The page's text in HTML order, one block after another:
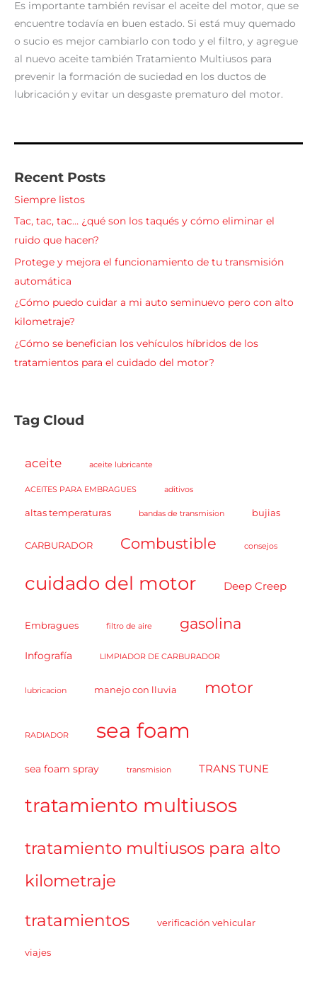
Es importante también revisar el aceite del motor, que se
encuentre todavía en buen estado. Si está muy quemado
o sucio es mejor cambiarlo con todo y el filtro, y agregue
al nuevo aceite también Tratamiento Multiusos para
prevenir la formación de suciedad en los ductos de
lubricación y evitar un desgaste prematuro del motor.
Recent Posts
Siempre listos
Tac, tac, tac… ¿qué son los taqués y cómo eliminar el
ruido que hacen?
Protege y mejora el funcionamiento de tu transmisión
automática
¿Cómo puedo cuidar a mi auto seminuevo pero con alto
kilometraje?
¿Cómo se benefician los vehículos híbridos de los
tratamientos para el cuidado del motor?
Tag Cloud
aceite aceite lubricante
ACEITES PARA EMBRAGUES aditivos
altas temperaturas bandas de transmision bujias
CARBURADOR Combustible consejos
cuidado del motor Deep Creep
Embragues filtro de aire gasolina
Infografía LIMPIADOR DE CARBURADOR
lubricacion manejo con lluvia motor
RADIADOR sea foam
sea foam spray transmision TRANS TUNE
tratamiento multiusos
tratamiento multiusos para alto
kilometraje
tratamientos verificación vehicular
viajes